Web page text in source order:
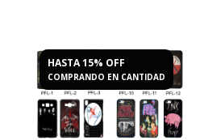
HASTA 15% OFF
COMPRANDO EN CANTIDAD